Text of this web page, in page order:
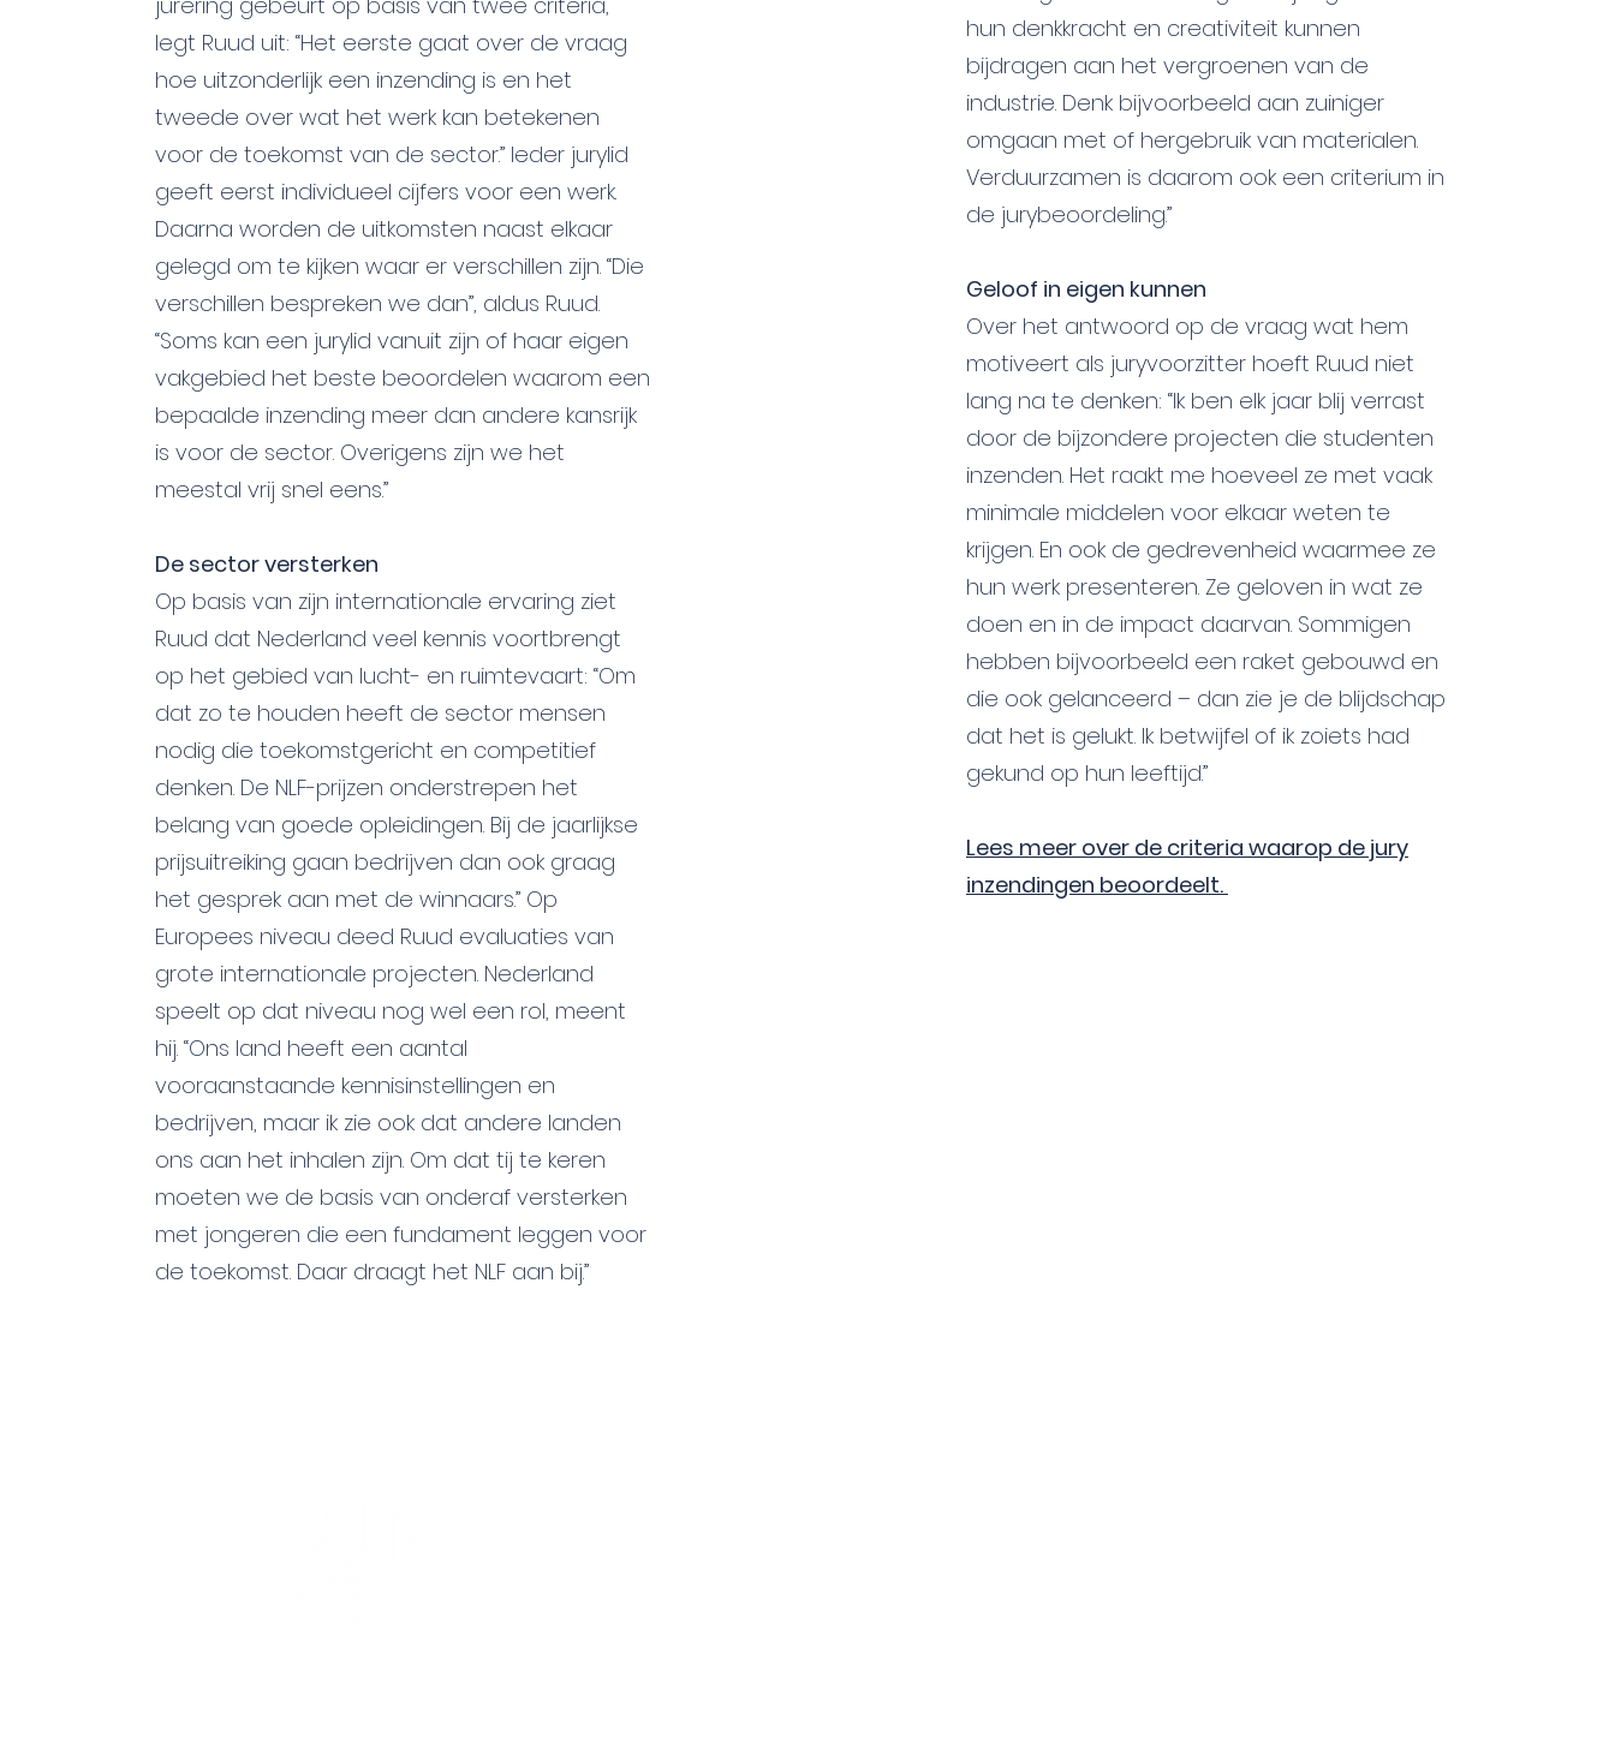
legt Ruud uit: “Het eerste gaat over de vraag
hoe uitzonderlijk een inzending is en het
tweede over wat het werk kan betekenen
voor de toekomst van de sector.” Ieder jurylid
geeft eerst individueel cijfers voor een werk.
Daarna worden de uitkomsten naast elkaar
gelegd om te kijken waar er verschillen zijn. “Die
verschillen bespreken we dan”, aldus Ruud.
“Soms kan een jurylid vanuit zijn of haar eigen
vakgebied het beste beoordelen waarom een
bepaalde inzending meer dan andere kansrijk
is voor de sector. Overigens zijn we het
meestal vrij snel eens.”
De sector versterken
Op basis van zijn internationale ervaring ziet
Ruud dat Nederland veel kennis voortbrengt
op het gebied van lucht- en ruimtevaart: “Om
dat zo te houden heeft de sector mensen
nodig die toekomstgericht en competitief
denken. De NLF-prijzen onderstrepen het
belang van goede opleidingen. Bij de jaarlijkse
prijsuitreiking gaan bedrijven dan ook graag
het gesprek aan met de winnaars.” Op
Europees niveau deed Ruud evaluaties van
grote internationale projecten. Nederland
speelt op dat niveau nog wel een rol, meent
hij. “Ons land heeft een aantal
vooraanstaande kennisinstellingen en
bedrijven, maar ik zie ook dat andere landen
ons aan het inhalen zijn. Om dat tij te keren
moeten we de basis van onderaf versterken
met jongeren die een fundament leggen voor
de toekomst. Daar draagt het NLF aan bij.”
hun denkkracht en creativiteit kunnen
bijdragen aan het vergroenen van de
industrie. Denk bijvoorbeeld aan zuiniger
omgaan met of hergebruik van materialen.
Verduurzamen is daarom ook een criterium in
de jurybeoordeling.”
Geloof in eigen kunnen
Over het antwoord op de vraag wat hem
motiveert als juryvoorzitter hoeft Ruud niet
lang na te denken: “Ik ben elk jaar blij verrast
door de bijzondere projecten die studenten
inzenden. Het raakt me hoeveel ze met vaak
minimale middelen voor elkaar weten te
krijgen. En ook de gedrevenheid waarmee ze
hun werk presenteren. Ze geloven in wat ze
doen en in de impact daarvan. Sommigen
hebben bijvoorbeeld een raket gebouwd en
die ook gelanceerd – dan zie je de blijdschap
dat het is gelukt. Ik betwijfel of ik zoiets had
gekund op hun leeftijd.”
Lees meer over de criteria waarop de jury
inzendingen beoordeelt.